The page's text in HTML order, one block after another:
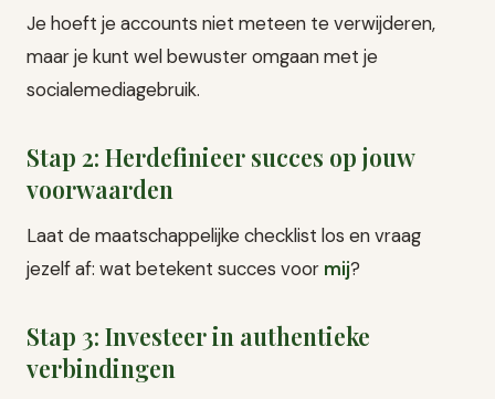
Je hoeft je accounts niet meteen te verwijderen,
maar je kunt wel bewuster omgaan met je
socialemediagebruik.
Stap 2: Herdefinieer succes op jouw
voorwaarden
Laat de maatschappelijke checklist los en vraag
jezelf af: wat betekent succes voor mij?
Stap 3: Investeer in authentieke
verbindingen